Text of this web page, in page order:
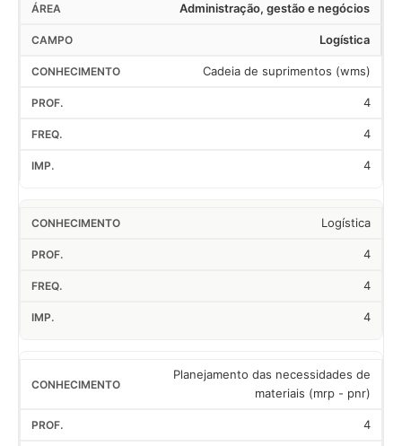
Administração, gestão e negócios
Logística
Cadeia de suprimentos (wms)
4
4
4
Logística
4
4
4
Planejamento das necessidades de
materiais (mrp - pnr)
4